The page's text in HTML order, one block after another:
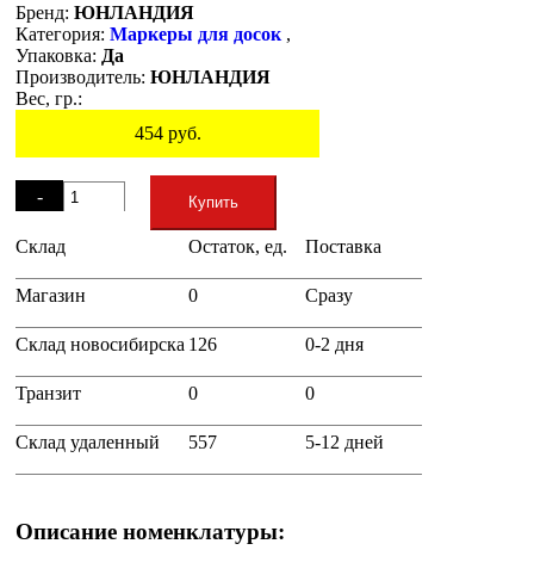
Бренд: ЮНЛАНДИЯ
Категория: Маркеры для досок ,
Упаковка: Да
Производитель: ЮНЛАНДИЯ
Вес, гр.:
454руб.
-
+
Купить
Склад Остаток, ед. Поставка
Магазин 0 Сразу
Склад новосибирска 126 0-2 дня
Транзит 0 0
Склад удаленный 557 5-12 дней
Описание номенклатуры: